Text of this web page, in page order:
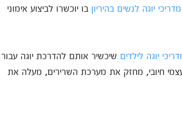
יוגה לנשים בהיריון בו יוכשרו לביצוע אימוני
יוגה לילדים שיכשיר אותם להדרכת יוגה עבור
חיובי, מחזק את מערכת השרירים, מעלה את